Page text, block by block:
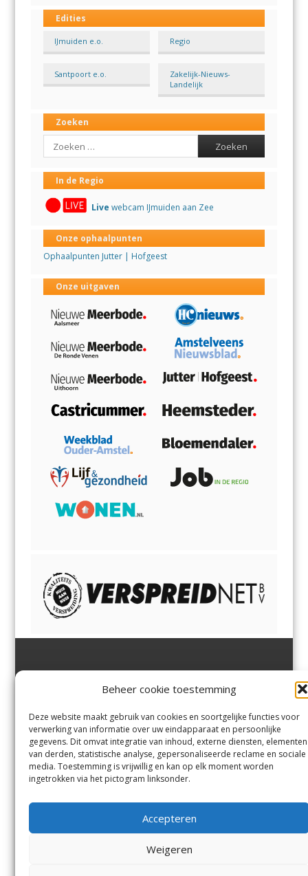
Beheer cookie toestemming
Deze website maakt gebruik van cookies en soortgelijke functies voor
verwerking van informatie over uw eindapparaat en persoonlijke
gegevens. Dit omvat integratie van inhoud, externe diensten, elementen
van derden, statistische analyse, gepersonaliseerde reclame en sociale
media. Toestemming is vrijwillig en kan op elk moment worden
ingetrokken via het pictogram linksonder.
Accepteren
Weigeren
Edities
IJmuiden e.o. Regio
Santpoort e.o.
Zakelijk-Nieuws-
Landelijk
Zoeken
Search
In de Regio
Live webcam IJmuiden aan Zee
Onze ophaalpunten
Ophaalpunten Jutter | Hofgeest
Onze uitgaven
Margadantstraat 34
0255-533900
info@jutter.nlofinfo@hofgee
st.nl
Velserbroek,Velsen-Zuid,
Zuid,Driehuisen
Spaarnwoude.
Contact
Andere uitgaven
Voorwaarden